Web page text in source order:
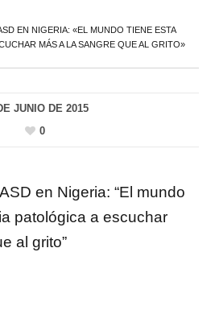
EN NIGERIA: «EL MUNDO TIENE ESTA
MÁS A LA SANGRE QUE AL GRITO»
JUNIO DE 2015
0
en Nigeria: “El mundo
patológica a escuchar
al grito”